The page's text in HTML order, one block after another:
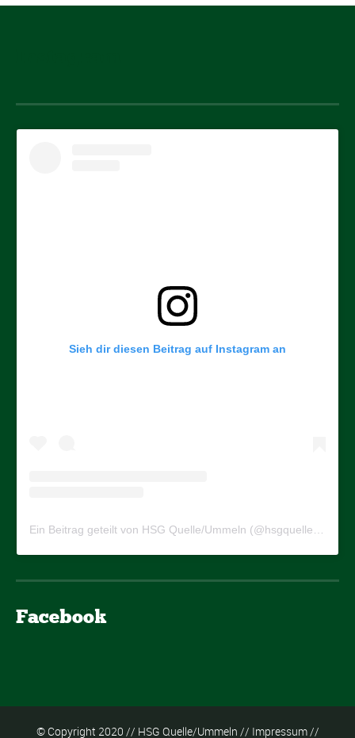
Sieh dir diesen Beitrag auf Instagram an
Facebook
© Copyright 2020 // HSG Quelle/Ummeln // Impressum//